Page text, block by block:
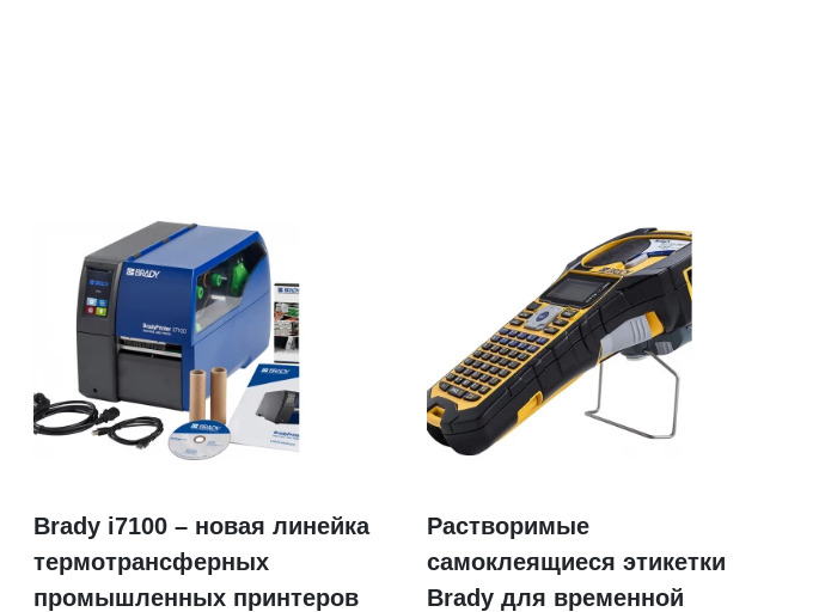
Brady i7100 – новая линейка
термотрансферных
промышленных принтеров
Растворимые
самоклеящиеся этикетки
Brady для временной